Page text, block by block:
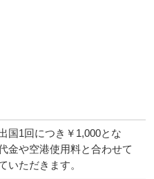
国1回につき￥1,000とな
金や空港使用料と合わせて
いただきます。